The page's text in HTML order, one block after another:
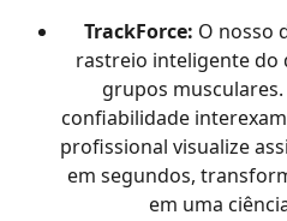
TrackForce: O nosso
rastreio inteligente do
grupos
confiabilidade
profissional visualize
em segundos,
em uma